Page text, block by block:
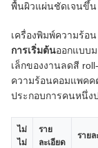
พื้นผิวแผ่นชัดเจนขึ้น
เครื่องพิมพ์ความร้อ
การเริ่มต้นออกแบบ
เล็กของงานลดสี
ความร้อนคอมแพคค
ประกอบการคนหนึ่ง
ไม่
ไม่
ราย
ละเอียด
รายล